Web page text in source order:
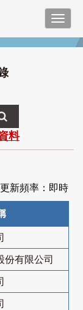
料
新頻率：即時
份有限公司